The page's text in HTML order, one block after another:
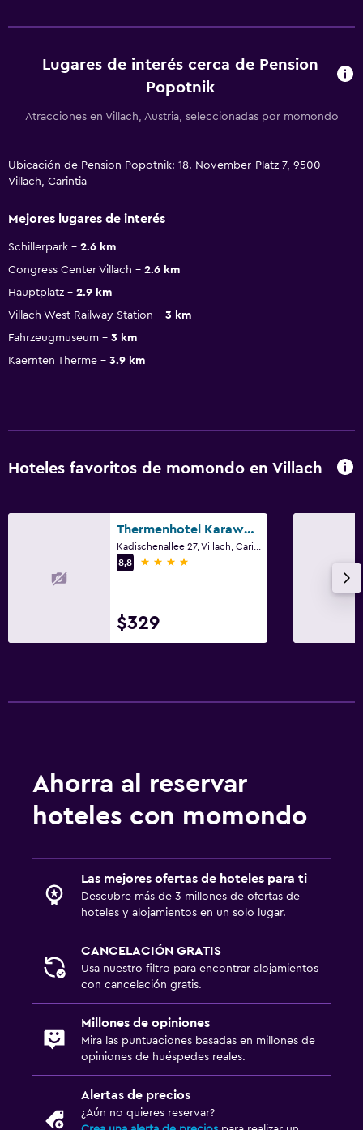
Lugares de interés cerca de Pension
Popotnik
Atracciones en Villach, Austria, seleccionadas por momondo
Ubicación de Pension Popotnik: 18. November-Platz 7, 9500
Villach, Carintia
Mejores lugares de interés
Schillerpark
2.6 km
Congress Center Villach
2.6 km
Hauptplatz
2.9 km
Villach West Railway Station
3 km
Fahrzeugmuseum
3 km
Kaernten Therme
3.9 km
Hoteles favoritos de momondo en Villach
Thermenhotel Karawankenhof
8,8
4 estrellas
$329
Ahorra al reservar
hoteles con momondo
Las mejores ofertas de hoteles para ti
Descubre más de 3 millones de ofertas de
hoteles y alojamientos en un solo lugar.
CANCELACIÓN GRATIS
Usa nuestro filtro para encontrar alojamientos
con cancelación gratis.
Millones de opiniones
Mira las puntuaciones basadas en millones de
opiniones de huéspedes reales.
Alertas de precios
¿Aún no quieres reservar?